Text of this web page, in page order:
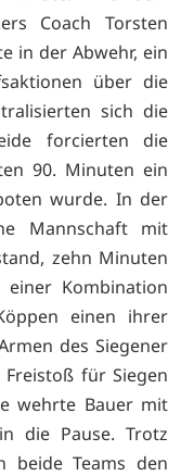
Coach Torsten
in der Abwehr, ein
über die
sich die
forcierten die
90. Minuten ein
wurde. In der
Mannschaft mit
zehn Minuten
Kombination
einen ihrer
des Siegener
Freistoß für Siegen
wehrte Bauer mit
die Pause. Trotz
beide Teams den